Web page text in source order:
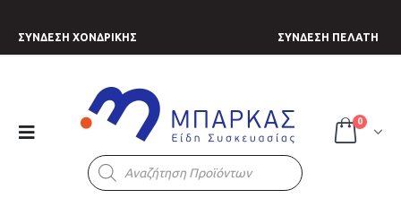
ΣΥΝΔΕΣΗ ΧΟΝΔΡΙΚΗΣ ΣΥΝΔΕΣΗ ΠΕΛΑΤΗ
Products
search
0